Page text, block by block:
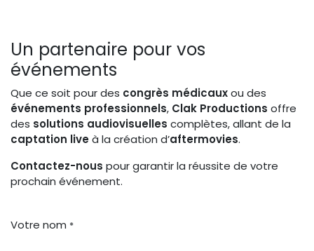
Un partenaire pour vos
événements
Que ce soit pour des congrès médicauxou des
événements professionnels, Clak Productions offre
des solutions audiovisuelles complètes, allant de la
captation liveà la création d’aftermovies.
Contactez-nous pour garantir la réussite de votre
prochain événement.
Votre nom *